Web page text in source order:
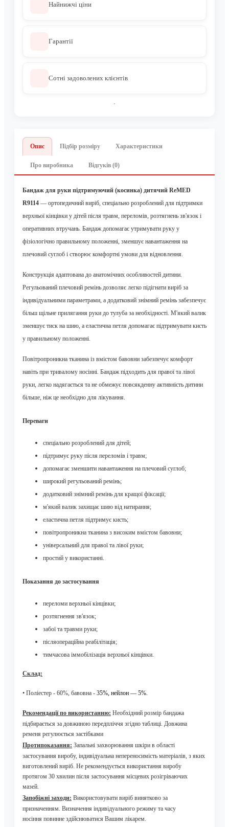
Найнижчі ціни
Гарантії
Сотні задоволених клієнтів
Опис Підбір розміру Характеристики
Про виробника Відгуків (0)
Бандаж для руки підтримуючий (косинка) дитячий ReMED
R9114 — ортопедичний виріб, спеціально розроблений для підтримки
верхньої кінцівки у дітей після травм, переломів, розтягнень зв'язок і
оперативних втручань. Бандаж допомагає утримувати руку у
фізіологічно правильному положенні, зменшує навантаження на
плечовий суглоб і створює комфортні умови для відновлення.
Конструкція адаптована до анатомічних особливостей дитини.
Регульований плечовий ремінь дозволяє легко підігнати виріб за
індивідуальними параметрами, а додатковий знімний ремінь забезпечує
більш щільне прилягання руки до тулуба за необхідності. М'який валик
зменшує тиск на шию, а еластична петля допомагає підтримувати кисть
у правильному положенні.
Повітропроникна тканина із вмістом бавовни забезпечує комфорт
навіть при тривалому носінні. Бандаж підходить для правої та лівої
руки, легко надягається та не обмежує повсякденну активність дитини
більше, ніж це необхідно для лікування.
Переваги
спеціально розроблений для дітей;
підтримує руку після переломів і травм;
допомагає зменшити навантаження на плечовий суглоб;
широкий регульований ремінь;
додатковий знімний ремінь для кращої фіксації;
м'який валик захищає шию від натирання;
еластична петля підтримує кисть;
повітропроникна тканина з високим вмістом бавовни;
універсальний для правої та лівої руки;
простий у використанні.
Показання до застосування
переломи верхньої кінцівки;
розтягнення зв'язок;
забої та травми руки;
післяопераційна реабілітація;
тимчасова іммобілізація верхньої кінцівки.
Склад:
• Поліестер - 60%, бавовна - 35%, нейлон — 5%.
Рекомендації по використанню: Необхідний розмір бандажа
підбирається за довжиною передпліччя згідно таблиці. Довжина
ременя регулюється застібками
Протипоказання: Запальні захворювання шкіри в області
застосування виробу, індивідуальна непереносимість матеріалів, з яких
виготовлений виріб. Не рекомендується використання виробу
протягом 30 хвилин після застосування місцевих розігріваючих
мазей.
Запобіжні заходи: Використовувати виріб винятково за
призначенням. Визначення індивідуального режиму та часу
носіння повинне здійснюватися Вашим лікарем.